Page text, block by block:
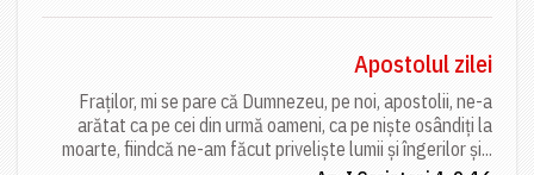
Apostolul zilei
Fraților, mi se pare că Dumnezeu, pe noi, apostolii, ne-a
arătat ca pe cei din urmă oameni, ca pe niște osândiți la
moarte, fiindcă ne-am făcut priveliște lumii și îngerilor și...